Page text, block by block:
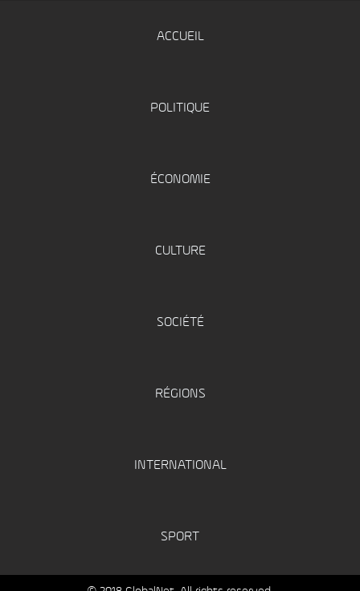
ACCUEIL
POLITIQUE
ÉCONOMIE
CULTURE
SOCIÉTÉ
RÉGIONS
INTERNATIONAL
SPORT